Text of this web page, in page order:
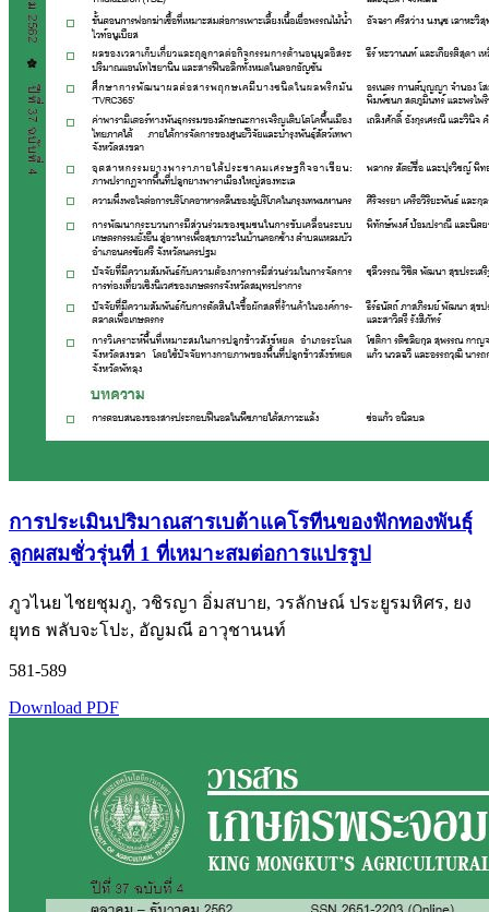
การประเมินปริมาณสารเบต้าแคโรทีนของฟักทองพันธุ์
ลูกผสมชั่วรุ่นที่ 1 ที่เหมาะสมต่อการแปรรูป
ภูวไนย ไชยชุมภู, วชิรญา อิ่มสบาย, วรลักษณ์ ประยูรมหิศร, ยง
ยุทธ พลับจะโปะ, อัญมณี อาวุชานนท์
581-589
Download PDF